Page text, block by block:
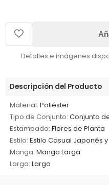
Detalles e imágenes
Descripción del Producto
Material: Poliéster
Tipo de Conjunto: Conjunto
Estampado: Flores de Planta
Estilo: Estilo Casual Japonés
Manga: Manga Larga
Largo: Largo